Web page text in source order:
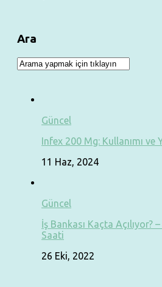
Ara
Güncel
Infex 200 Mg: Kullanımı ve
11 Haz, 2024
Güncel
İş Bankası Kaçta Açılıyor? –
Saati
26 Eki, 2022